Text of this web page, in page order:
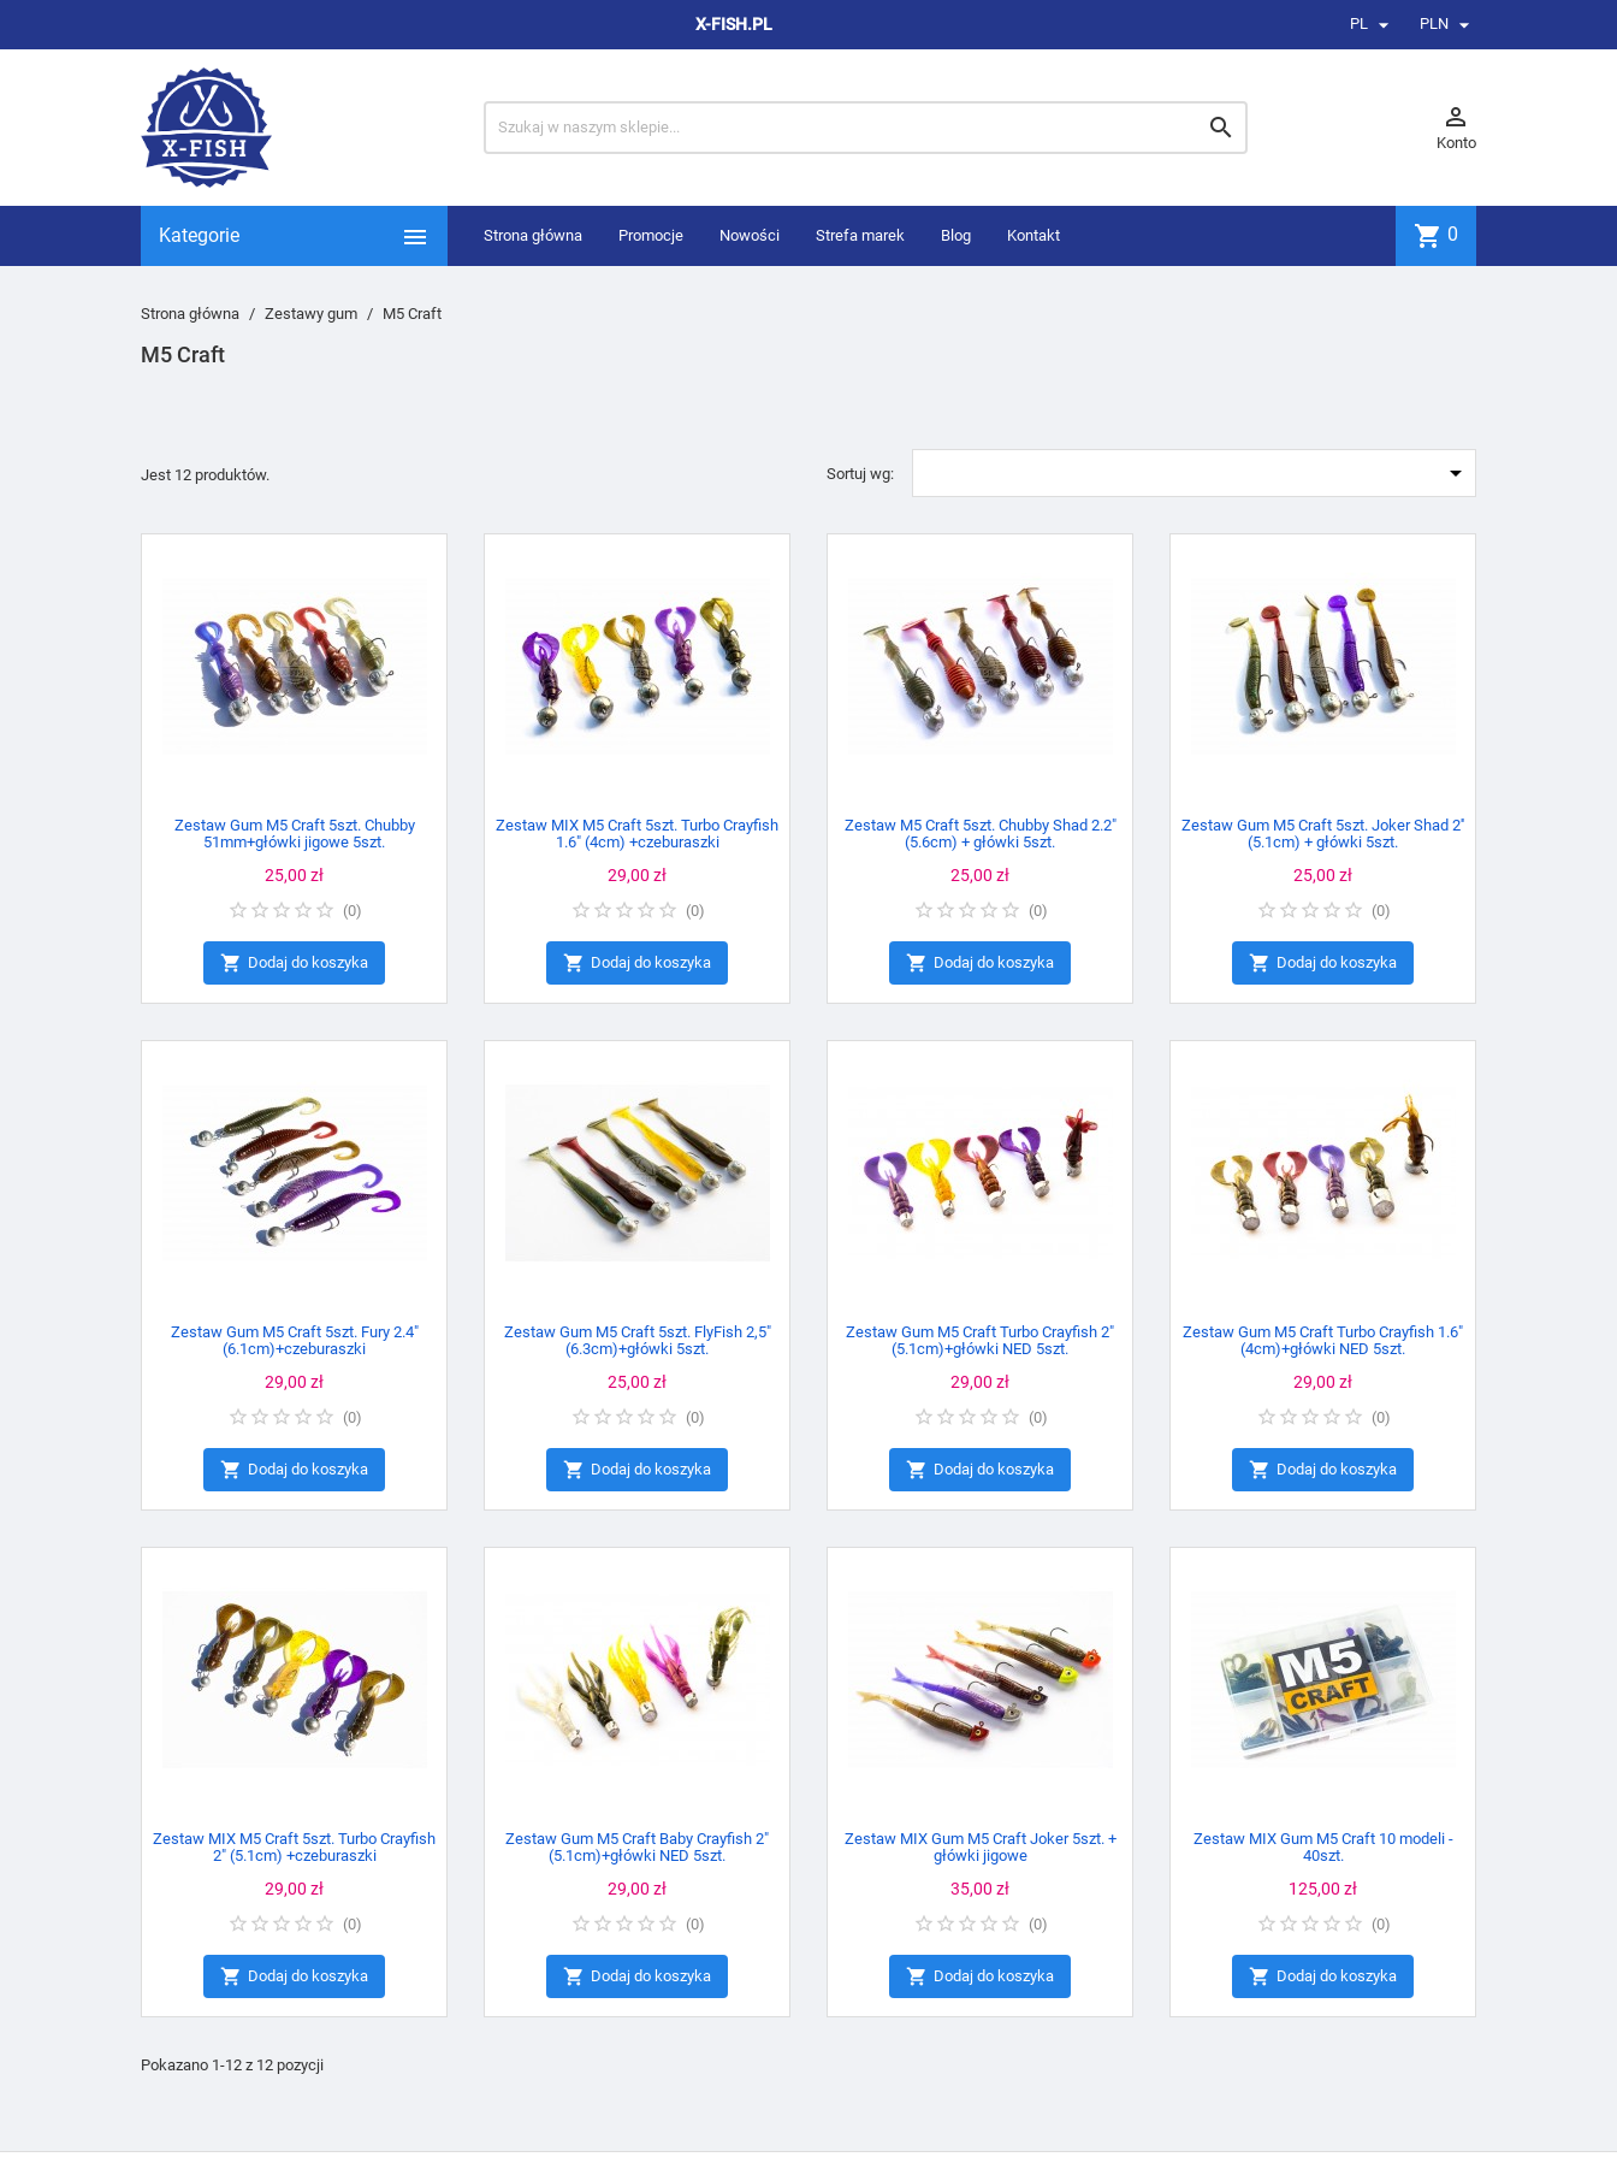
X-FISH.PL PL  PLN 
 
Konto
Kategorie  Strona główna Promocje Nowości Strefa marek Blog Kontakt shopping_cart 0
Strona główna Zestawy gum M5 Craft
M5 Craft
Jest 12 produktów. Sortuj wg: 
Zestaw Gum M5 Craft 5szt. Chubby
51mm+główki jigowe 5szt.
Cena
25,00 zł
(0)
 Dodaj do koszyka
Zestaw MIX M5 Craft 5szt. Turbo Crayfish
1.6" (4cm) +czeburaszki
Cena
29,00 zł
(0)
 Dodaj do koszyka
Zestaw M5 Craft 5szt. Chubby Shad 2.2"
(5.6cm) + główki 5szt.
Cena
25,00 zł
(0)
 Dodaj do koszyka
Zestaw Gum M5 Craft 5szt. Joker Shad 2''
(5.1cm) + główki 5szt.
Cena
25,00 zł
(0)
 Dodaj do koszyka
Zestaw Gum M5 Craft 5szt. Fury 2.4"
(6.1cm)+czeburaszki
Cena
29,00 zł
(0)
 Dodaj do koszyka
Zestaw Gum M5 Craft 5szt. FlyFish 2,5"
(6.3cm)+główki 5szt.
Cena
25,00 zł
(0)
 Dodaj do koszyka
Zestaw Gum M5 Craft Turbo Crayfish 2"
(5.1cm)+główki NED 5szt.
Cena
29,00 zł
(0)
 Dodaj do koszyka
Zestaw Gum M5 Craft Turbo Crayfish 1.6"
(4cm)+główki NED 5szt.
Cena
29,00 zł
(0)
 Dodaj do koszyka
Zestaw MIX M5 Craft 5szt. Turbo Crayfish
2" (5.1cm) +czeburaszki
Cena
29,00 zł
(0)
 Dodaj do koszyka
Zestaw Gum M5 Craft Baby Crayfish 2"
(5.1cm)+główki NED 5szt.
Cena
29,00 zł
(0)
 Dodaj do koszyka
Zestaw MIX Gum M5 Craft Joker 5szt. +
główki jigowe
Cena
35,00 zł
(0)
 Dodaj do koszyka
Zestaw MIX Gum M5 Craft 10 modeli -
40szt.
Cena
125,00 zł
(0)
 Dodaj do koszyka
Pokazano 1-12 z 12 pozycji